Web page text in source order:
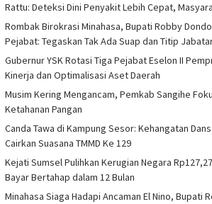
Rattu: Deteksi Dini Penyakit Lebih Cepat,
Rombak Birokrasi Minahasa, Bupati Robby
Pejabat: Tegaskan Tak Ada Suap dan Titip
Gubernur YSK Rotasi Tiga Pejabat Eselon II
Kinerja dan Optimalisasi Aset Daerah
Musim Kering Mengancam, Pemkab Sangihe
Ketahanan Pangan
Canda Tawa di Kampung Sesor: Kehangatan
Cairkan Suasana TMMD Ke 129
Kejati Sumsel Pulihkan Kerugian Negara
Bayar Bertahap dalam 12 Bulan
Minahasa Siaga Hadapi Ancaman El Nino, Bupati